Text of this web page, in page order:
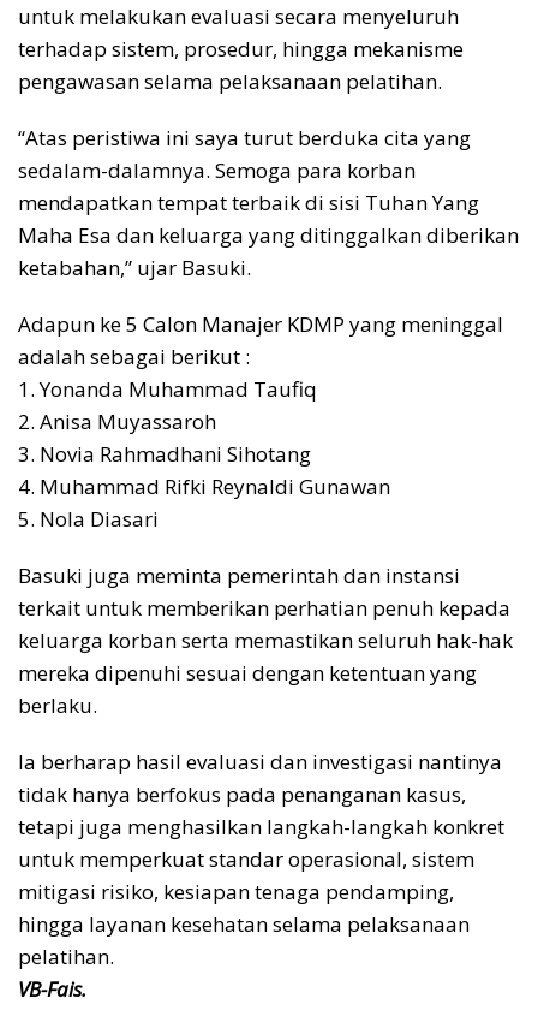
untuk melakukan evaluasi secara menyeluruh
terhadap sistem, prosedur, hingga mekanisme
pengawasan selama pelaksanaan pelatihan.
“Atas peristiwa ini saya turut berduka cita yang
sedalam-dalamnya. Semoga para korban
mendapatkan tempat terbaik di sisi Tuhan Yang
Maha Esa dan keluarga yang ditinggalkan diberikan
ketabahan,” ujar Basuki.
Adapun ke 5 Calon Manajer KDMP yang meninggal
adalah sebagai berikut :
1. Yonanda Muhammad Taufiq
2. Anisa Muyassaroh
3. Novia Rahmadhani Sihotang
4. Muhammad Rifki Reynaldi Gunawan
5. Nola Diasari
Basuki juga meminta pemerintah dan instansi
terkait untuk memberikan perhatian penuh kepada
keluarga korban serta memastikan seluruh hak-hak
mereka dipenuhi sesuai dengan ketentuan yang
berlaku.
Ia berharap hasil evaluasi dan investigasi nantinya
tidak hanya berfokus pada penanganan kasus,
tetapi juga menghasilkan langkah-langkah konkret
untuk memperkuat standar operasional, sistem
mitigasi risiko, kesiapan tenaga pendamping,
hingga layanan kesehatan selama pelaksanaan
pelatihan.
VB-Fais.